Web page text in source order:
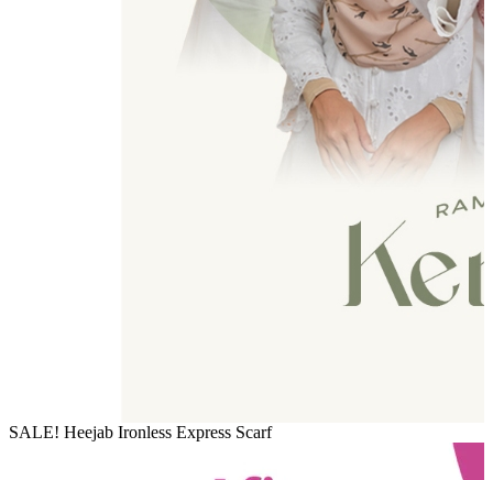
SALE! Heejab Ironless Express Scarf